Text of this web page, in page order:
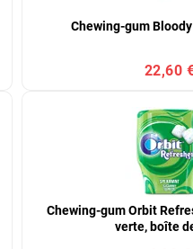
Chewing-gum
22,60
Chewing-gum Orbit
verte, boîte